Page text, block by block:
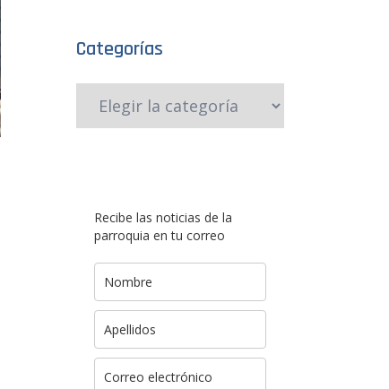
Categorías
Recibe las noticias de la
parroquia en tu correo